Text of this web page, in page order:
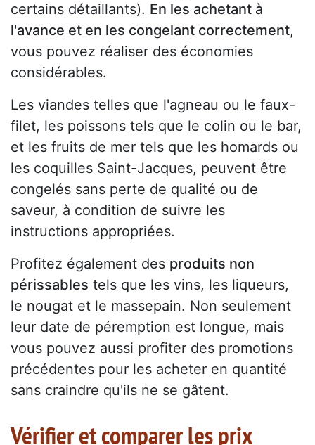
certains détaillants). En les achetant à
l'avance et en les congelant correctement,
vous pouvez réaliser des économies
considérables.
Les viandes telles que l'agneau ou le faux-
filet, les poissons tels que le colin ou le bar,
et les fruits de mer tels que les homards ou
les coquilles Saint-Jacques, peuvent être
congelés sans perte de qualité ou de
saveur, à condition de suivre les
instructions appropriées.
Profitez également des produits non
périssables tels que les vins, les liqueurs,
le nougat et le massepain. Non seulement
leur date de péremption est longue, mais
vous pouvez aussi profiter des promotions
précédentes pour les acheter en quantité
sans craindre qu'ils ne se gâtent.
Vérifier et comparer les prix